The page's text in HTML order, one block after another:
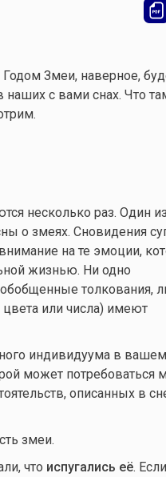
Змеи, наверное,
наших с вами снах. Что
несколько раз. Один из
о змеях. Сновидения
на те эмоции,
жизнью. Ни одно
толкования,
или числа) имеют
индивидуума в вашем
может потребоваться
описанных в
змеи.
что испугались её.